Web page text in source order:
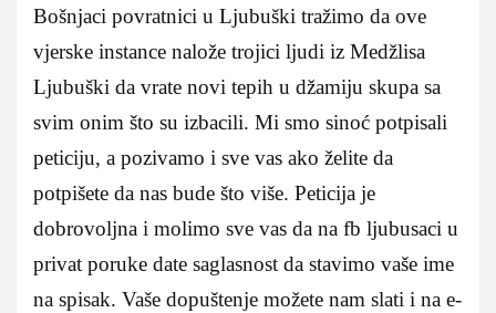
Bošnjaci povratnici u Ljubuški tražimo da ove
vjerske instance nalože trojici ljudi iz Medžlisa
Ljubuški da vrate novi tepih u džamiju skupa sa
svim onim što su izbacili. Mi smo sinoć potpisali
peticiju, a pozivamo i sve vas ako želite da
potpišete da nas bude što više. Peticija je
dobrovoljna i molimo sve vas da na fb ljubusaci u
privat poruke date saglasnost da stavimo vaše ime
na spisak. Vaše dopuštenje možete nam slati i na e-